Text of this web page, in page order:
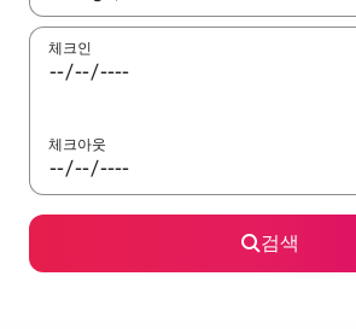
체크인
체크아웃
검색